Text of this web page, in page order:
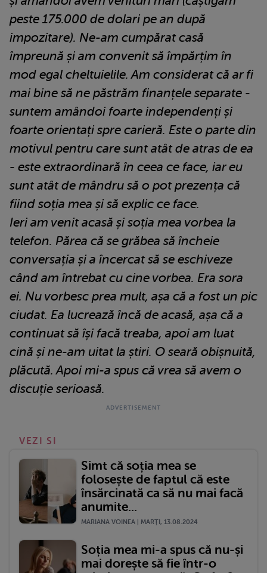
peste 175.000 de dolari pe an după
impozitare). Ne-am cumpărat casă
împreună și am convenit să împărțim în
mod egal cheltuielile. Am considerat că ar fi
mai bine să ne păstrăm finanțele separate -
suntem amândoi foarte independenți și
foarte orientați spre carieră. Este o parte din
motivul pentru care sunt atât de atras de ea
- este extraordinară în ceea ce face, iar eu
sunt atât de mândru să o pot prezența că
fiind soția mea și să explic ce face.
Ieri am venit acasă și soția mea vorbea la
telefon. Părea că se grăbea să încheie
conversația și a încercat să se eschiveze
când am întrebat cu cine vorbea. Era sora
ei. Nu vorbesc prea mult, așa că a fost un pic
ciudat. Ea lucrează încă de acasă, așa că a
continuat să își facă treaba, apoi am luat
cină și ne-am uitat la știri. O seară obișnuită,
plăcută. Apoi mi-a spus că vrea să avem o
discuție serioasă.
VEZI SI
Simt că soția mea se
folosește de faptul că este
însărcinată ca să nu mai facă
anumite...
MARIANA VOINEA | MARŢI, 13.08.2024
Soția mea mi-a spus că nu-și
mai dorește să fie într-o